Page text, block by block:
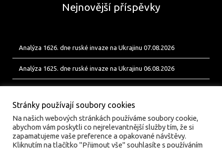
Nejnovější příspěvky
Analýza 1626. dne ruské invaze na Ukrajinu 07.08.2026
Analýza 1625. dne ruské invaze na Ukrajinu 06.08.2026
Stránky používají soubory cookies
Na našich webových stránkách používáme soubory cookie,
abychom vám poskytli co nejrelevantnější služby tím, že si
zapamatujeme vaše preference a opakované návštěvy.
Kliknutím na tlačítko "Přijmout vše" souhlasíte s používáním